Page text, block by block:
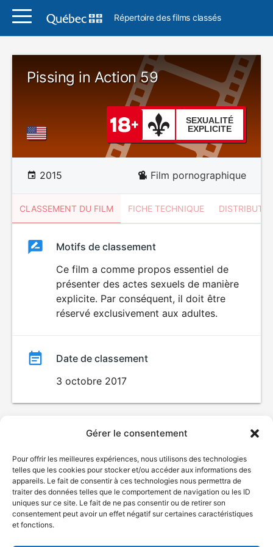
Gérer le consentement
Pour offrir les meilleures expériences, nous utilisons des technologies
telles que les cookies pour stocker et/ou accéder aux informations des
appareils. Le fait de consentir à ces technologies nous permettra de
traiter des données telles que le comportement de navigation ou les ID
uniques sur ce site. Le fait de ne pas consentir ou de retirer son
consentement peut avoir un effet négatif sur certaines caractéristiques
et fonctions.
Répertoire des films classés
Pissing in Action 59
SEXUALITÉ
EXPLICITE
2015 Film pornographique
CLASSEMENT DU FILM FICHE TECHNIQUE
ClassementClassement
SEXUALITÉ
EXPLICITE
Motifs de classement
Ce film a comme propos essentiel de
présenter des actes sexuels de manière
explicite. Par conséquent, il doit être
réservé exclusivement aux adultes.
Date de classement
3 octobre 2017